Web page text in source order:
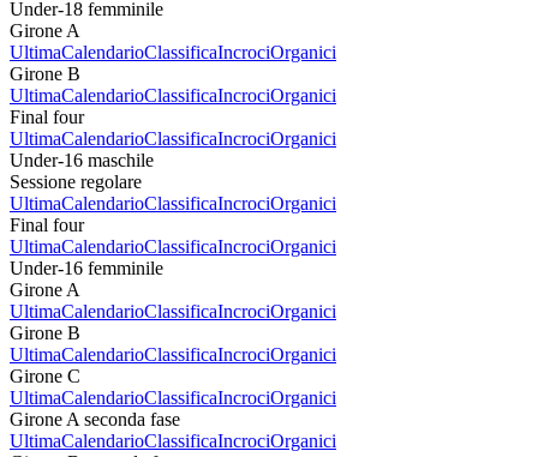
Under-18 femminile
Girone A
UltimaCalendarioClassificaIncrociOrganici
Girone B
UltimaCalendarioClassificaIncrociOrganici
Final four
UltimaCalendarioClassificaIncrociOrganici
Under-16 maschile
Sessione regolare
UltimaCalendarioClassificaIncrociOrganici
Final four
UltimaCalendarioClassificaIncrociOrganici
Under-16 femminile
Girone A
UltimaCalendarioClassificaIncrociOrganici
Girone B
UltimaCalendarioClassificaIncrociOrganici
Girone C
UltimaCalendarioClassificaIncrociOrganici
Girone A seconda fase
UltimaCalendarioClassificaIncrociOrganici